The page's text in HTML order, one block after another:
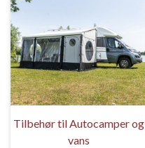
Tilbehør til Autocamper og
vans